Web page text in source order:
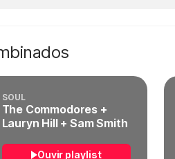
SOUL
The Commodores +
Lauryn Hill + Sam Smith
Ouvir playlist